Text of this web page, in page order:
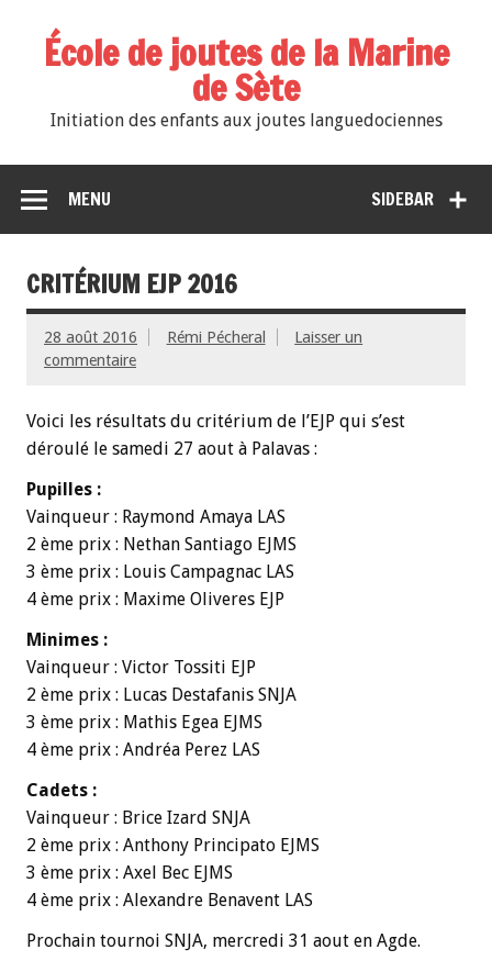
École de joutes de la Marine
de Sète
Initiation des enfants aux joutes languedociennes
SIDEBAR
MENU
CRITÉRIUM EJP 2016
28 août 2016 Rémi Pécheral
Laisser un
commentaire
Voici les résultats du critérium de l’EJP qui s’est
déroulé le samedi 27 aout à Palavas :
Pupilles :
Vainqueur : Raymond Amaya LAS
2 ème prix : Nethan Santiago EJMS
3 ème prix : Louis Campagnac LAS
4 ème prix : Maxime Oliveres EJP
Minimes :
Vainqueur : Victor Tossiti EJP
2 ème prix : Lucas Destafanis SNJA
3 ème prix : Mathis Egea EJMS
4 ème prix : Andréa Perez LAS
Cadets :
Vainqueur : Brice Izard SNJA
2 ème prix : Anthony Principato EJMS
3 ème prix : Axel Bec EJMS
4 ème prix : Alexandre Benavent LAS
Prochain tournoi SNJA, mercredi 31 aout en Agde.